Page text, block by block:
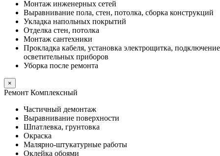
Монтаж инженерных сетей
Выравнивание пола, стен, потолка, сборка конструкций
Укладка напольных покрытий
Отделка стен, потолка
Монтаж сантехники
Прокладка кабеля, установка электрощитка, подключение
осветительных приборов
Уборка после ремонта
×
Ремонт Комплексный
Частичный демонтаж
Выравнивание поверхности
Шпатлевка, грунтовка
Окраска
Малярно-штукатурные работы
Оклейка обоями